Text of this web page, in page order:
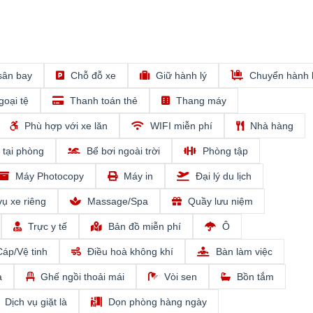
bay Chỗ đỗ xe Giữ hành lý Chuyển hành
tệ Thanh toán thẻ Thang máy
Phù hợp với xe lăn WIFI miễn phí Nhà hàng
tại phòng Bể bơi ngoài trời Phòng tập
Máy Photocopy Máy in Đại lý du lịch
xe riêng Massage/Spa Quầy lưu niệm
Trực y tế Bản đồ miễn phí Ô
Vệ tinh Điều hoà không khí Bàn làm việc
Ghế ngồi thoải mái Vòi sen Bồn tắm
Dịch vụ giặt là Dọn phòng hàng ngày